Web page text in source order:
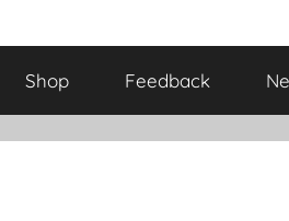
Shop Feedback